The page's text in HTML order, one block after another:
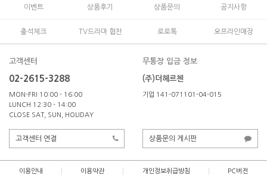
이벤트 상품후기 상품문의 공지사항
출석체크 TV드라마 협찬 로로톡 오프라인매장
고객센터
02-2615-3288
MON-FRI 10:00 - 16:00
LUNCH 12:30 - 14:00
CLOSE SAT, SUN, HOLIDAY
무통장 입금 정보
(주)더헤르첸
기업 141-071101-04-015
고객센터 연결 상품문의 게시판
이용안내 이용약관 개인정보취급방침 PC버전